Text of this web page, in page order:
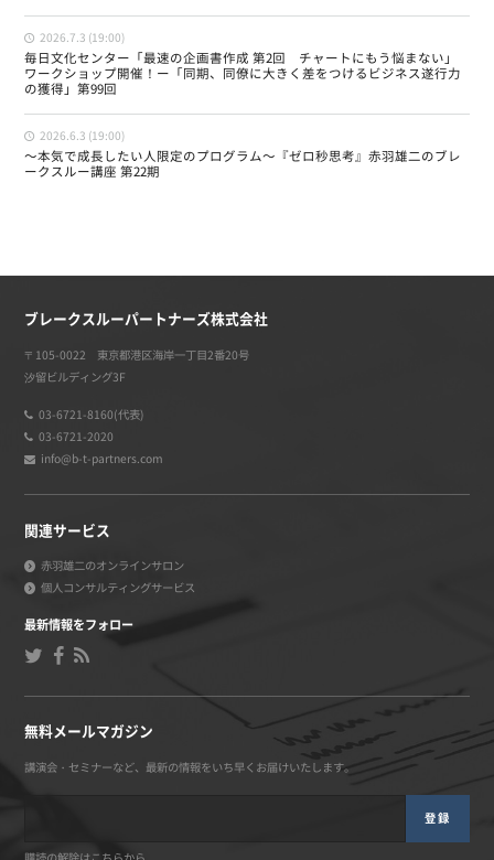
2026.7.3 (19:00)
毎日文化センター「最速の企画書作成 第2回 チャートにもう悩まない」
ワークショップ開催！ー「同期、同僚に大きく差をつけるビジネス遂行力
の獲得」第99回
2026.6.3 (19:00)
〜本気で成長したい人限定のプログラム〜『ゼロ秒思考』赤羽雄二のブレ
ークスルー講座 第22期
ブレークスルーパートナーズ株式会社
〒105-0022 東京都港区海岸一丁目2番20号
汐留ビルディング3F
03-6721-8160(代表)
03-6721-2020
info@b-t-partners.com
関連サービス
赤羽雄二のオンラインサロン
個人コンサルティングサービス
最新情報をフォロー
無料メールマガジン
講演会・セミナーなど、最新の情報をいち早くお届けいたします。
登録